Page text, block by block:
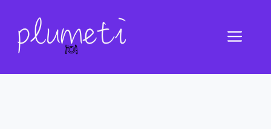
contenu